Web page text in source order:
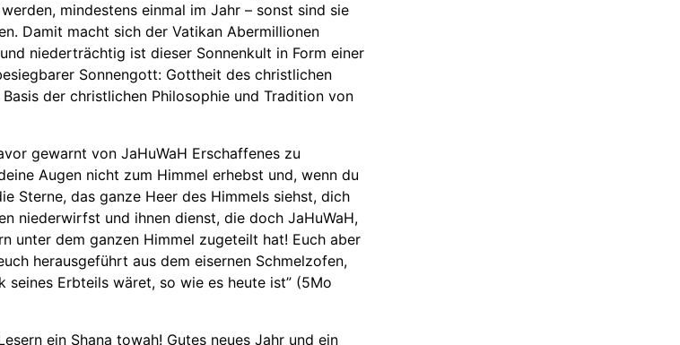
mindestens einmal im Jahr – sonst sind sie
Damit macht sich der Vatikan Abermillionen
niederträchtig ist dieser Sonnenkult in Form einer
Sonnengott: Gottheit des christlichen
der christlichen Philosophie und Tradition von
gewarnt von JaHuWaH Erschaffenes zu
Augen nicht zum Himmel erhebst und, wenn du
Sterne, das ganze Heer des Himmels siehst, dich
niederwirfst und ihnen dienst, die doch JaHuWaH,
unter dem ganzen Himmel zugeteilt hat! Euch aber
herausgeführt aus dem eisernen Schmelzofen,
seines Erbteils wäret, so wie es heute ist” (5Mo
ein Shana towah! Gutes neues Jahr und ein